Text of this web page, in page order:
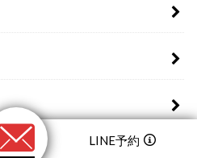
LINE予約